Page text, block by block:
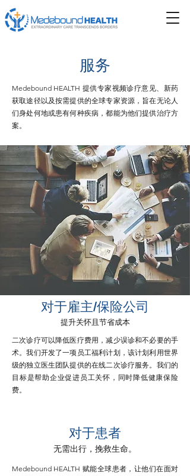
服务
Medebound HEALTH 提供专家视频诊疗意见、新药
获取途径以及按需提供的全球专家资源，旨在无论人
们身处何地或患有何种疾病，都能为他们提供治疗方
案。
对于雇主/保险公司
提升关怀且节省成本
二次诊疗可以降低医疗费用，减少误诊和不必要的手
术。我们开发了一项员工福利计划，该计划利用世界
级的独立医生团队提供的在线二次诊疗服务。我们的
目标是帮助企业促进员工关怀，同时降低健康保险
费。
对于患者
无需出行，挽救生命。
Medebound HEALTH 赋能全球患者，让他们在面对